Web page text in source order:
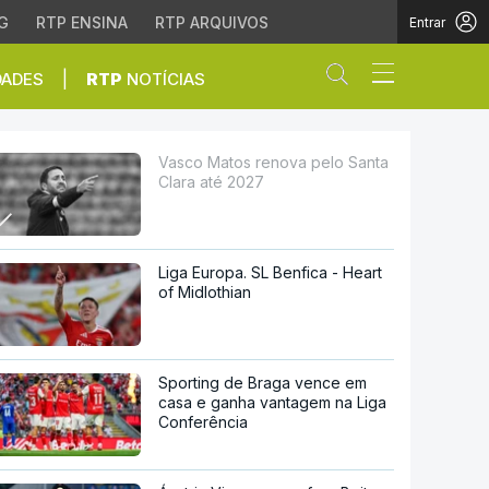
RTP ENSINA RTP ARQUIVOS Entrar
RTP NOTÍCIAS Abrir campo
Vasco Matos renova pelo Santa
Clara até 2027
Liga Europa. SL Benfica - Heart
of Midlothian
Sporting de Braga vence em
casa e ganha vantagem na Liga
Conferência